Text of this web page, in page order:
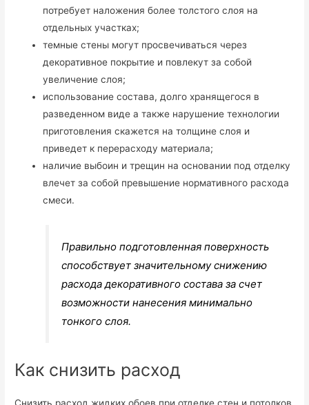
потребует наложения более толстого слоя на
отдельных участках;
темные стены могут просвечиваться через
декоративное покрытие и повлекут за собой
увеличение слоя;
использование состава, долго хранящегося в
разведенном виде а также нарушение технологии
приготовления скажется на толщине слоя и
приведет к перерасходу материала;
наличие выбоин и трещин на основании под отделку
влечет за собой превышение нормативного расхода
смеси.
Правильно подготовленная поверхность
способствует значительному снижению
расхода декоративного состава за счет
возможности нанесения минимально
тонкого слоя.
Как снизить расход
Снизить расход жидких обоев при отделке стен и потолков